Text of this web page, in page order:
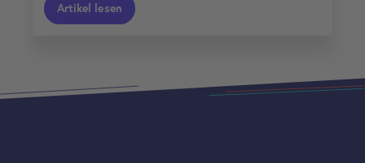
Artikel lesen